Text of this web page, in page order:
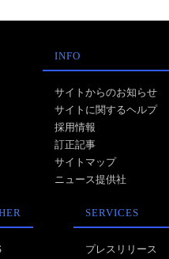
INFO
サイトからのお知らせ
サイトに関するヘルプ
採用情報
訂正記事
サイトマップ
ニュース提供社
SERVICES
プレスリリース